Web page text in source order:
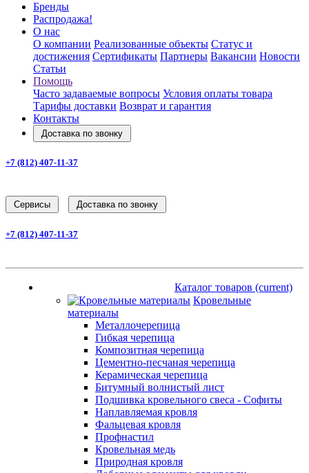
Бренды
Распродажа!
О нас
О компании Реализованные объекты Статус и
достижения Сертификаты Партнеры Вакансии Новости
Статьи
Помощь
Часто задаваемые вопросы Условия оплаты товара
Тарифы доставки Возврат и гарантия
Контакты
Доставка по звонку
+7 (812) 407-11-37
Cервисы Доставка по звонку
+7 (812) 407-11-37
Каталог товаров (current)
Кровельные
материалы
Металлочерепица
Гибкая черепица
Композитная черепица
Цементно-песчаная черепица
Керамическая черепица
Битумный волнистый лист
Подшивка кровельного свеса - Софиты
Наплавляемая кровля
Фальцевая кровля
Профнастил
Кровельная медь
Природная кровля